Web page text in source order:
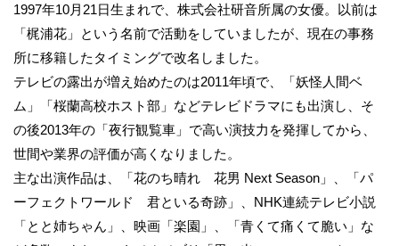
1997年10月21日生まれで、株式会社研音所属の女優。以前は
「梶浦花」という名前で活動をしていましたが、現在の事務
所に移籍したタイミングで改名しました。
テレビの露出が増え始めたのは2011年頃で、「妖怪人間ベ
ム」「桜蘭高校ホスト部」などテレビドラマにも出演し、そ
の後2013年の「夜行観覧車」で高い演技力を発揮してから、
世間や業界の評価が高くなりました。
主な出演作品は、「花のち晴れ 花男 Next Season」、「パ
ーフェクトワールド 君といる奇跡」、NHK連続テレビ小説
「とと姉ちゃん」、映画「楽園」、「青くて痛くて脆い」な